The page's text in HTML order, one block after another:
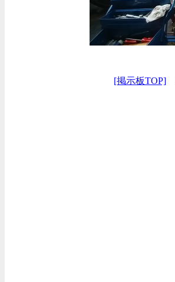
[掲示板TOP]